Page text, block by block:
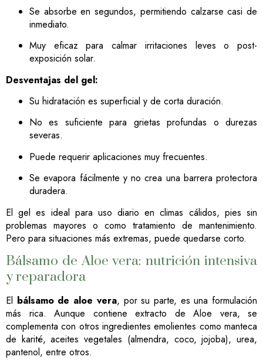
Se absorbe en segundos, permitiendo calzarse casi de
inmediato.
Muy eficaz para calmar irritaciones leves o post-
exposición solar.
Desventajas del gel:
Su hidratación es superficial y de corta duración.
No es suficiente para grietas profundas o durezas
severas.
Puede requerir aplicaciones muy frecuentes.
Se evapora fácilmente y no crea una barrera protectora
duradera.
El gel es ideal para uso diario en climas cálidos, pies sin
problemas mayores o como tratamiento de mantenimiento.
Pero para situaciones más extremas, puede quedarse corto.
Bálsamo de Aloe vera: nutrición intensiva
y reparadora
El bálsamo de aloe vera, por su parte, es una formulación
más rica. Aunque contiene extracto de Aloe vera, se
complementa con otros ingredientes emolientes como manteca
de karité, aceites vegetales (almendra, coco, jojoba), urea,
pantenol, entre otros.